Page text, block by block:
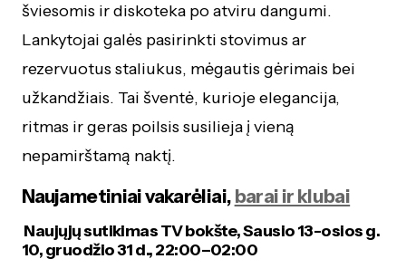
šviesomis ir diskoteka po atviru dangumi.
Lankytojai galės pasirinkti stovimus ar
rezervuotus staliukus, mėgautis gėrimais bei
užkandžiais. Tai šventė, kurioje elegancija,
ritmas ir geras poilsis susilieja į vieną
nepamirštamą naktį.
Naujametiniai vakarėliai, barai ir klubai
Naujųjų sutikimas TV bokšte, Sausio 13-osios g.
10, gruodžio 31 d., 22:00–02:00